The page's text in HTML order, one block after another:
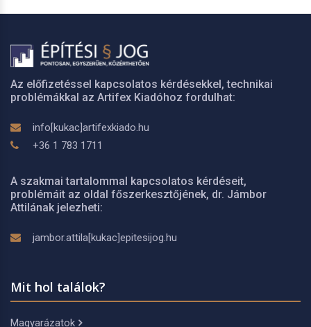
Az előfizetéssel kapcsolatos kérdésekkel, technikai
problémákkal az Artifex Kiadóhoz fordulhat:
info[kukac]artifexkiado.hu
+36 1 783 1711
A szakmai tartalommal kapcsolatos kérdéseit,
problémáit az oldal főszerkesztőjének, dr. Jámbor
Attilának jelezheti:
jambor.attila[kukac]epitesijog.hu
Mit hol találok?
Magyarázatok